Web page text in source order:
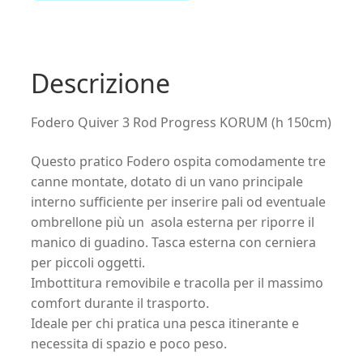
KORUM
quantità
Descrizione
Fodero Quiver 3 Rod Progress KORUM (h 150cm)
Questo pratico Fodero ospita comodamente tre
canne montate, dotato di un vano principale
interno sufficiente per inserire pali od eventuale
ombrellone più un asola esterna per riporre il
manico di guadino. Tasca esterna con cerniera
per piccoli oggetti.
Imbottitura removibile e tracolla per il massimo
comfort durante il trasporto.
Ideale per chi pratica una pesca itinerante e
necessita di spazio e poco peso.